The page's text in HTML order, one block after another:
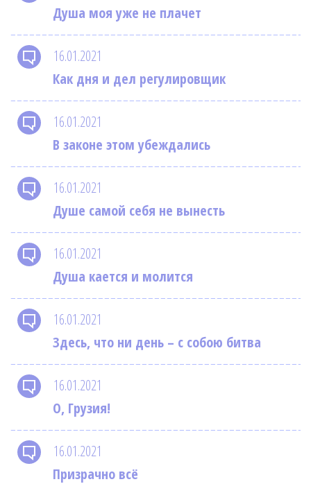
Душа моя уже не плачет
16.01.2021
Как дня и дел регулировщик
16.01.2021
В законе этом убеждались
16.01.2021
Душе самой себя не вынесть
16.01.2021
Душа кается и молится
16.01.2021
Здесь, что ни день – с собою битва
16.01.2021
О, Грузия!
16.01.2021
Призрачно всё